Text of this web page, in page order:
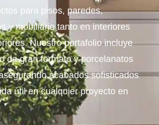
para pisos, paredes,
y mobiliario tanto en interiores
Nuestro portafolio incluye
de gran formato y porcelanatos
acabados sofisticados
útil en cualquier proyecto en